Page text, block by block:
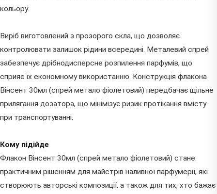
кольору.
Виріб виготовлений з прозорого скла, що дозволяє
контролювати залишок рідини всередині. Металевий спрей
забезпечує дрібнодисперсне розпилення парфумів, що
сприяє їх економному використанню. Конструкція флакона
Вінсент 30мл (спрей метало фіолетовий) передбачає щільне
прилягання дозатора, що мінімізує ризик протікання вмісту
при транспортуванні.
Кому підійде
Флакон Вінсент 30мл (спрей метало фіолетовий) стане
практичним рішенням для майстрів наливної парфумерії, які
створюють авторські композиції, а також для тих, хто бажає